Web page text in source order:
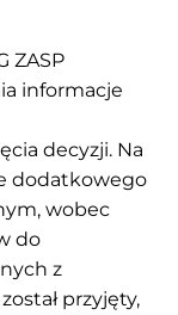
ZASP
informacje
decyzji. Na
dodatkowego
wobec
do
z
przyjęty,